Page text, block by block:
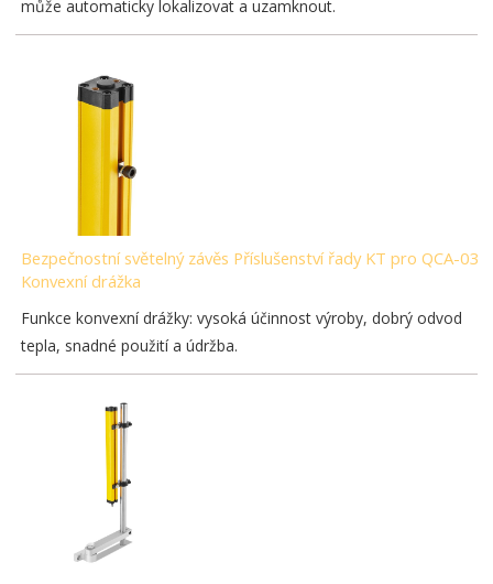
může automaticky lokalizovat a uzamknout.
Bezpečnostní světelný závěs Příslušenství řady KT pro QCA-03-
Konvexní drážka
Funkce konvexní drážky: vysoká účinnost výroby, dobrý odvod
tepla, snadné použití a údržba.